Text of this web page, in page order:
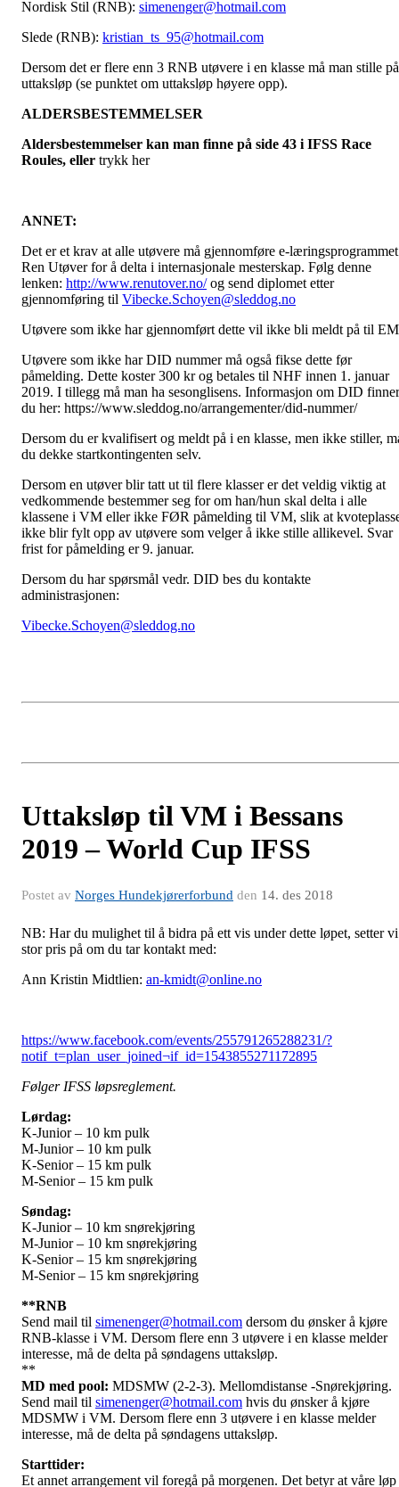
Nordisk Stil (RNB): simenenger@hotmail.com
Slede (RNB): kristian_ts_95@hotmail.com
Dersom det er flere enn 3 RNB utøvere i en klasse må man stille på
uttaksløp (se punktet om uttaksløp høyere opp).
ALDERSBESTEMMELSER
Aldersbestemmelser kan man finne på side 43 i IFSS Race
Roules, eller trykk her
ANNET:
Det er et krav at alle utøvere må gjennomføre e-læringsprogrammet
Ren Utøver for å delta i internasjonale mesterskap. Følg denne
lenken: http://www.renutover.no/og send diplomet etter
gjennomføring til Vibecke.Schoyen@sleddog.no
Utøvere som ikke har gjennomført dette vil ikke bli meldt på til
Utøvere som ikke har DID nummer må også fikse dette før
påmelding. Dette koster 300 kr og betales til NHF innen 1. januar
2019. I tillegg må man ha sesonglisens. Informasjon om DID finner
du her: https://www.sleddog.no/arrangementer/did-nummer/
Dersom du er kvalifisert og meldt på i en klasse, men ikke stiller,
du dekke startkontingenten selv.
Dersom en utøver blir tatt ut til flere klasser er det veldig viktig at
vedkommende bestemmer seg for om han/hun skal delta i alle
klassene i VM eller ikke FØR påmelding til VM, slik at
ikke blir fylt opp av utøvere som velger å ikke stille allikevel. Svar
frist for påmelding er 9. januar.
Dersom du har spørsmål vedr. DID bes du kontakte
administrasjonen:
Vibecke.Schoyen@sleddog.no
Uttaksløp til VM i Bessans
2019 – World Cup IFSS
Postet av Norges Hundekjørerforbund den 14. des 2018
NB: Har du mulighet til å bidra på ett vis under dette løpet, setter vi
stor pris på om du tar kontakt med:
Ann Kristin Midtlien: an-kmidt@online.no
https://www.facebook.com/events/255791265288231/?
notif_t=plan_user_joined¬if_id=1543855271172895
Følger IFSS løpsreglement.
Lørdag:
K-Junior – 10 km pulk
M-Junior – 10 km pulk
K-Senior – 15 km pulk
M-Senior – 15 km pulk
Søndag:
K-Junior – 10 km snørekjøring
M-Junior – 10 km snørekjøring
K-Senior – 15 km snørekjøring
M-Senior – 15 km snørekjøring
**RNB
Send mail til simenenger@hotmail.com dersom du ønsker å kjøre
RNB-klasse i VM. Dersom flere enn 3 utøvere i en klasse melder
interesse, må de delta på søndagens uttaksløp.
**
MD med pool: MDSMW (2-2-3). Mellomdistanse -Snørekjøring.
Send mail til simenenger@hotmail.com hvis du ønsker å kjøre
MDSMW i VM. Dersom flere enn 3 utøvere i en klasse melder
interesse, må de delta på søndagens uttaksløp.
Starttider:
Et annet arrangement vil foregå på morgenen. Det betyr at våre løp